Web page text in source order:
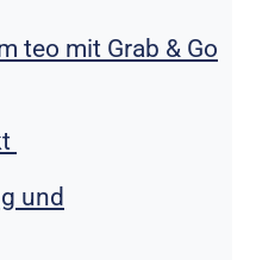
teo mit Grab & Go
und